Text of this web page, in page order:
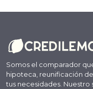
Somos el comparador
hipoteca, reunificación
tus necesidades.